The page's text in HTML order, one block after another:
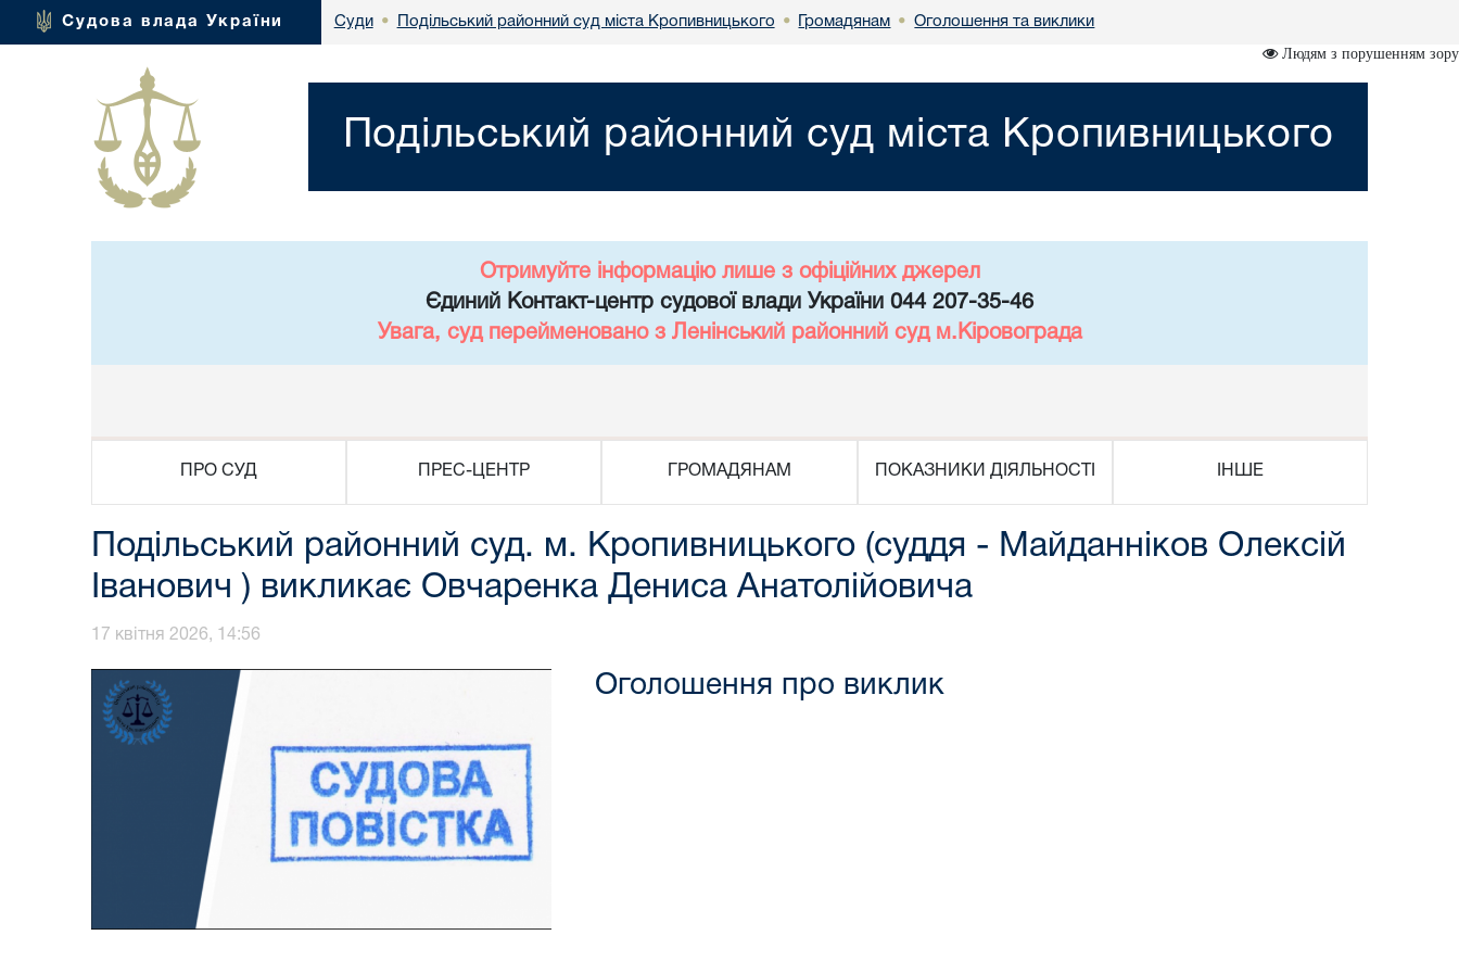
Судова влада України Суди • Подільський районний суд міста Кропивницького • Громадянам • Оголошення та виклики
Людям з порушенням зору
Подільський районний суд міста Кропивницького
Отримуйте інформацію лише з офіційних джерел
Єдиний Контакт-центр судової влади України 044 207-35-46
Увага, суд перейменовано з Ленінський районний суд м.Кіровограда
ПРО СУД ПРЕС-ЦЕНТР ГРОМАДЯНАМ ПОКАЗНИКИ ДІЯЛЬНОСТІ ІНШЕ
Подільський районний суд. м. Кропивницького (суддя - Майданніков Олексій
Іванович ) викликає Овчаренка Дениса Анатолійовича
17 квітня 2026, 14:56
Оголошення про виклик